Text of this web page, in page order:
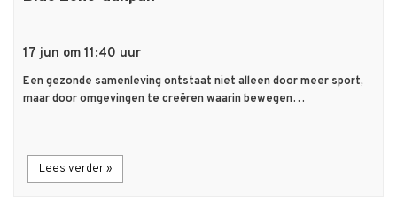
17 jun om 11:40 uur
Een gezonde samenleving ontstaat niet alleen door meer sport,
maar door omgevingen te creëren waarin bewegen…
Lees verder »